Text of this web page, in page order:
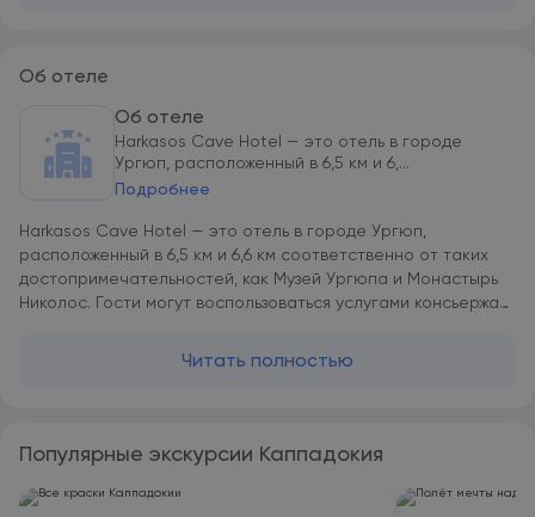
Об отеле
Об отеле
Harkasos Cave Hotel — это отель в городе
Ургюп, расположенный в 6,5 км и 6,...
Подробнее
Harkasos Cave Hotel — это отель в городе Ургюп,
расположенный в 6,5 км и 6,6 км соответственно от таких
достопримечательностей, как Музей Ургюпа и Монастырь
Николос. Гости могут воспользоваться услугами консьержа
круглосуточной стойки регистрации, воспользоваться
собственная ванная комната с душем и бесплатными
туалетно-косметическими принадлежностями. Также в
распоряжении гостей телевизор с плоским экраном со
Читать полностью
Популярные экскурсии Каппадокия